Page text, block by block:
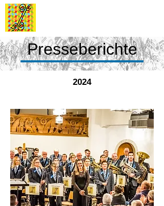
Presseberichte
2024